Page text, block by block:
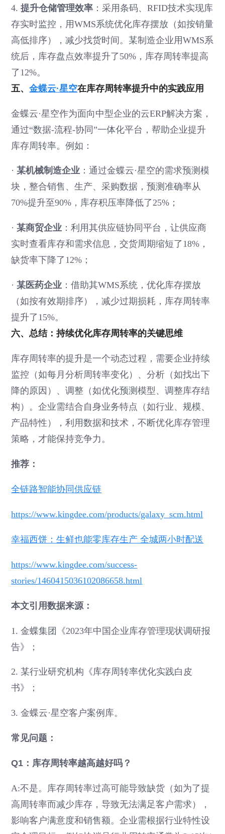
4.提升仓储管理效率 ：采用条码、RFID技术实现库
存实时监控，用WMS系统优化库存摆放（如按销量
高低排序），减少找货时间。某制造企业用WMS系
统后，库存盘点效率提升了50%，库存周转率提高
了12%。
五、金蝶云·星空在库存周转率提升中的实践应用
金蝶云·星空作为面向中型企业的云ERP解决方案，
通过“数据-流程-协同”一体化平台，帮助企业提升
库存周转率。例如：
·某机械制造企业 ：通过金蝶云·星空的需求预测模
块，整合销售、生产、采购数据，预测准确率从
70%提升至90%，库存积压率降低了25%；
·某商贸企业 ：利用其供应链协同平台，让供应商
实时查看库存和需求信息，交货周期缩短了18%，
缺货率下降了12%；
·某医药企业 ：借助其WMS系统，优化库存摆放
（如按有效期排序），减少过期损耗，库存周转率
提升了15%。
六、总结：持续优化库存周转率的关键思维
库存周转率的提升是一个动态过程，需要企业持续
监控（如每月分析周转率变化）、分析（如找出下
降的原因）、调整（如优化预测模型、调整库存结
构）。企业需结合自身业务特点（如行业、规模、
产品特性），利用数据和技术，不断优化库存管理
策略，才能保持竞争力。
推荐：
全链路智能协同供应链
https://www.kingdee.com/products/galaxy_scm.html
幸福西饼：生鲜也能零库存生产 全城两小时配送
https://www.kingdee.com/success-
stories/1460415036102086658.html
本文引用数据来源：
1. 金蝶集团《2023年中国企业库存管理现状调研报
告》；
2. 某行业研究机构《库存周转率优化实践白皮
书》；
3. 金蝶云·星空客户案例库。
常见问题：
Q1：库存周转率越高越好吗？
A:不是。库存周转率过高可能导致缺货（如为了提
高周转率而减少库存，导致无法满足客户需求），
影响客户满意度和销售额。企业需根据行业特性设